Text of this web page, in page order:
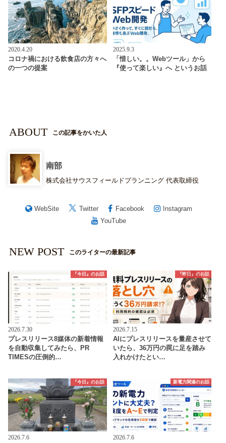
2020.4.20
コロナ禍における飲食店の方々へ
の一つの提案
2025.9.3
「惜しい。。Webツール」から
『使って楽しい』へ というお話
ABOUT この記事をかいた人
南部
株式会社サウスフィールドプランニング 代表取締役
WebSite Twitter Facebook
Instagram
YouTube
NEW POST このライターの最新記事
『今日』のお話
2026.7.30
プレスリリース8媒体の新着情報
を自動収集してみたら、PR
TIMESの圧倒的…
『昨日』のお話
2026.7.15
AIにプレスリリースを量産させて
いたら、36万円の罠に足を踏み
入れかけたとい…
『今日』のお話
2026.7.6
新電力関連のお話
2026.7.6